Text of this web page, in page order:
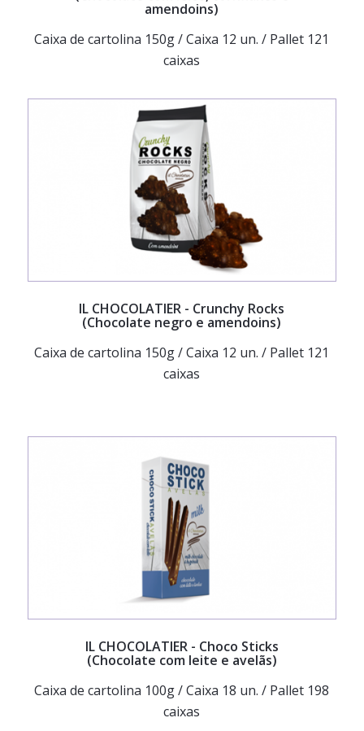
amendoins)
Caixa de cartolina 150g / Caixa 12 un. / Pallet 121
caixas
IL CHOCOLATIER - Crunchy Rocks
(Chocolate negro e amendoins)
Caixa de cartolina 150g / Caixa 12 un. / Pallet 121
caixas
IL CHOCOLATIER- Choco Sticks
(Chocolate com leite e avelãs)
Caixa de cartolina 100g / Caixa 18 un. / Pallet 198
caixas